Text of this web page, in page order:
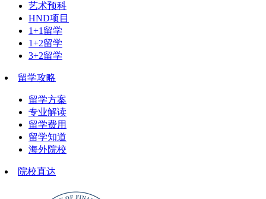
艺术预科
HND项目
1+1留学
1+2留学
3+2留学
留学攻略
留学方案
专业解读
留学费用
留学知道
海外院校
院校直达